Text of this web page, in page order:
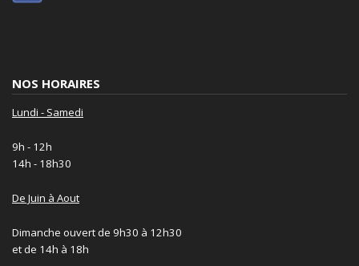
NOS HORAIRES
Lundi - Samedi
9h - 12h
14h - 18h30
De Juin à Aout
Dimanche ouvert de 9h30 à 12h30
et de 14h à 18h